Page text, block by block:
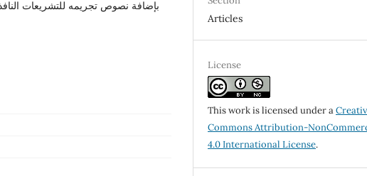
بإضافة نصوص تجريمه للتشريعات
Articles
License
This work is licensed under a
Commons Attribution-
4.0 International License.